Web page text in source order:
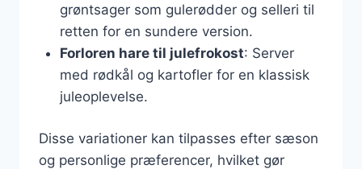
grøntsager som gulerødder og selleri til
retten for en sundere version.
Forloren hare til julefrokost: Server
med rødkål og kartofler for en klassisk
juleoplevelse.
Disse variationer kan tilpasses efter sæson
og personlige præferencer, hvilket gør